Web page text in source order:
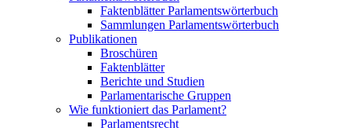
Faktenblätter Parlamentswörterbuch
Sammlungen Parlamentswörterbuch
Publikationen
Broschüren
Faktenblätter
Berichte und Studien
Parlamentarische Gruppen
Wie funktioniert das Parlament?
Parlamentsrecht